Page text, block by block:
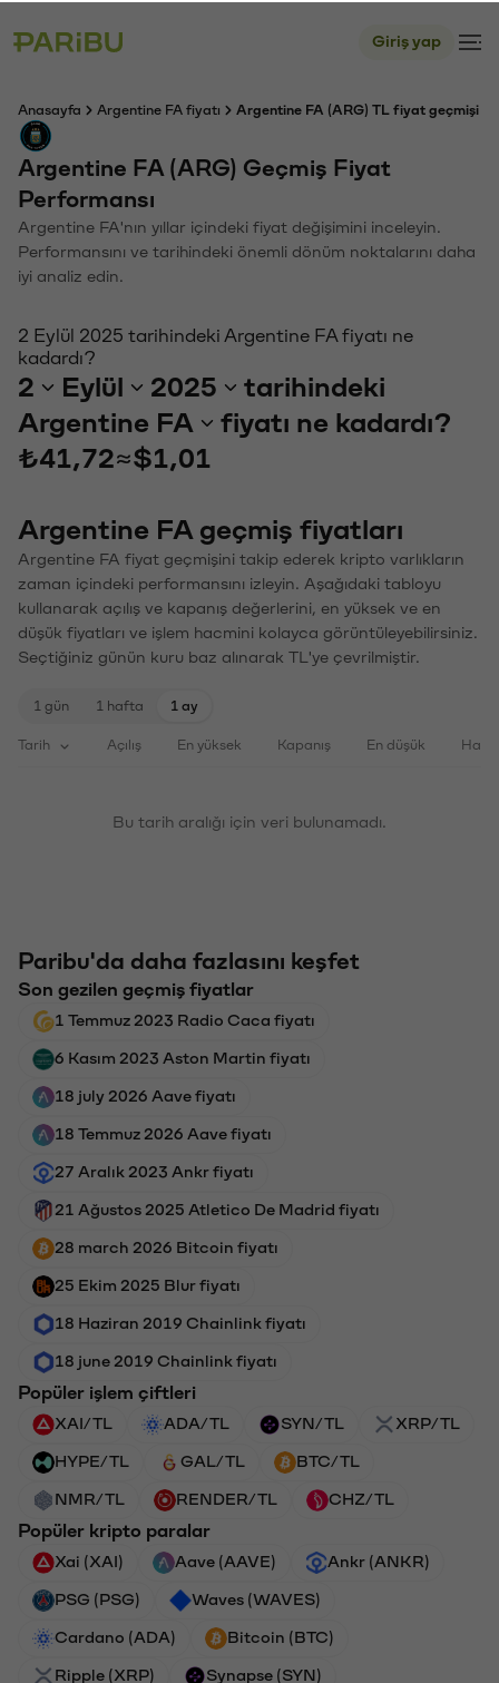
Giriş yap
Anasayfa Argentine FA fiyatı Argentine FA (ARG) TL fiyat geçmişi
Argentine FA (ARG) Geçmiş Fiyat
Performansı
Argentine FA'nın yıllar içindeki fiyat değişimini inceleyin.
Performansını ve tarihindeki önemli dönüm noktalarını daha
iyi analiz edin.
2 Eylül 2025 tarihindeki Argentine FA fiyatı ne
kadardı?
2 Eylül 2025
tarihindeki
Argentine FA
fiyatı ne kadardı?
₺41,72≈$1,01
Argentine FA geçmiş fiyatları
Argentine FA fiyat geçmişini takip ederek kripto varlıkların
zaman içindeki performansını izleyin. Aşağıdaki tabloyu
kullanarak açılış ve kapanış değerlerini, en yüksek ve en
düşük fiyatları ve işlem hacmini kolayca görüntüleyebilirsiniz.
Seçtiğiniz günün kuru baz alınarak TL'ye çevrilmiştir.
1 gün 1 hafta 1 ay
Tarih Açılış En yüksek Kapanış En düşük
Bu tarih aralığı için veri bulunamadı.
Paribu'da daha fazlasını keşfet
Son gezilen geçmiş fiyatlar
1 Temmuz 2023 Radio Caca fiyatı
6 Kasım 2023 Aston Martin fiyatı
18 july 2026 Aave fiyatı
18 Temmuz 2026 Aave fiyatı
27 Aralık 2023 Ankr fiyatı
21 Ağustos 2025 Atletico De Madrid fiyatı
28 march 2026 Bitcoin fiyatı
25 Ekim 2025 Blur fiyatı
18 Haziran 2019 Chainlink fiyatı
18 june 2019 Chainlink fiyatı
Popüler işlem çiftleri
XAI/TL ADA/TL SYN/TL XRP/TL
HYPE/TL GAL/TL BTC/TL
NMR/TL RENDER/TL CHZ/TL
Popüler kripto paralar
Xai (XAI) Aave (AAVE) Ankr (ANKR)
PSG (PSG) Waves (WAVES)
Cardano (ADA) Bitcoin (BTC)
Ripple (XRP) Synapse (SYN)